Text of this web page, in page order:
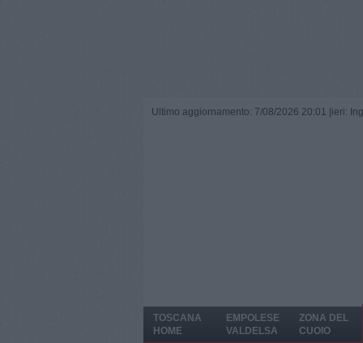
Ultimo aggiornamento: 7/08/2026 20:01 | ieri:
TOSCANA
HOME
EMPOLESE
VALDELSA
ZONA DEL
CUOIO